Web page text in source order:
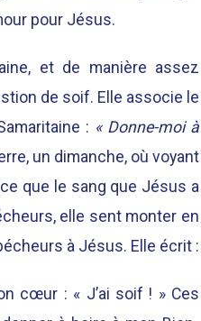
pour Jésus.
et de manière assez
de soif. Elle associe le
: « Donne-moi à
un dimanche, où voyant
que le sang que Jésus a
elle sent monter en
à Jésus. Elle écrit :
cœur : « J’ai soif ! » Ces